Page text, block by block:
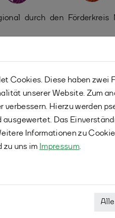
durch den Förderkreis
und
und belegen. Es gibt also
den gemeinnützigen
Cookies. Diese haben zwei
unserer Website. Zum
verbessern. Hierzu werden
ausgewertet. Das
Informationen zu
zu uns im Impressum.
Alle